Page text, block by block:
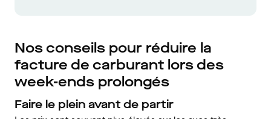
Nos conseils pour réduire la
facture de carburant lors des
week-ends prolongés
Faire le plein avant de partir